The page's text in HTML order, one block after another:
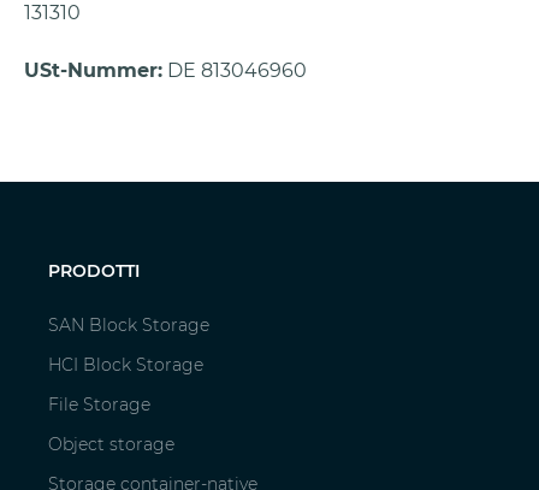
131310
USt-Nummer: DE 813046960
PRODOTTI
SAN Block Storage
HCI Block Storage
File Storage
Object storage
Storage container-native